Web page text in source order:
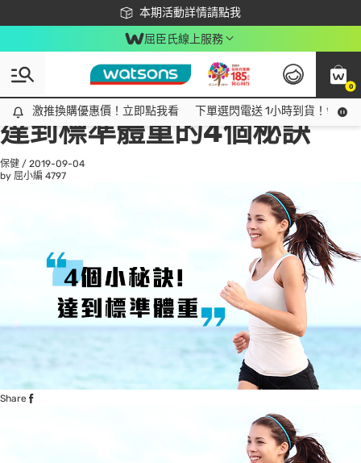
本期活動詳情請點我
下載app最高回饋$350
屈臣氏線上服務
0
激推換購優惠價！立即點我看
激推換購優惠價！立即點我看 下單選閃電送 1小時到貨！領神
All
話題趨勢
達到標準體重的4個秘訣
保健 / 2019-09-04
by 屈小編 4797
Share